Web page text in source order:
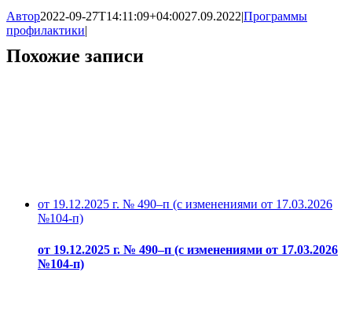
Автор2022-09-27T14:11:09+04:0027.09.2022|Программы
профилактики|
Похожие записи
от 19.12.2025 г. № 490–п (с изменениями от 17.03.2026
№104-п)
от 19.12.2025 г. № 490–п (с изменениями от 17.03.2026
№104-п)